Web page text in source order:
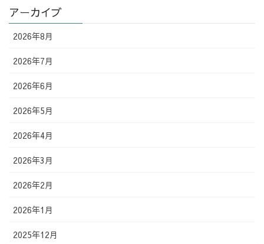
アーカイブ
2026年8月
2026年7月
2026年6月
2026年5月
2026年4月
2026年3月
2026年2月
2026年1月
2025年12月